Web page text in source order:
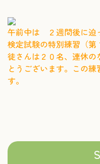
午前中は ２週間後に迫
検定試験の特別練習（
徒さんは２０名、連休
とうございます。この
す。